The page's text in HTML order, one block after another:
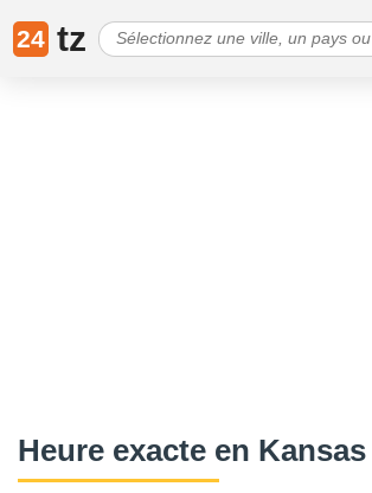
24 tz
Heure exacte en Kansas